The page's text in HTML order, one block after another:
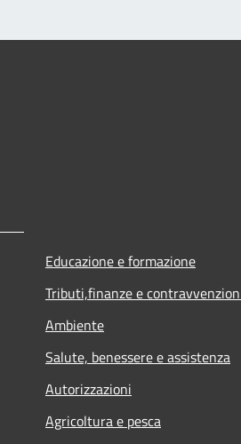
Educazione e formazione
Tributi,finanze e
Ambiente
Salute, benessere e assistenza
Autorizzazioni
Agricoltura e pesca